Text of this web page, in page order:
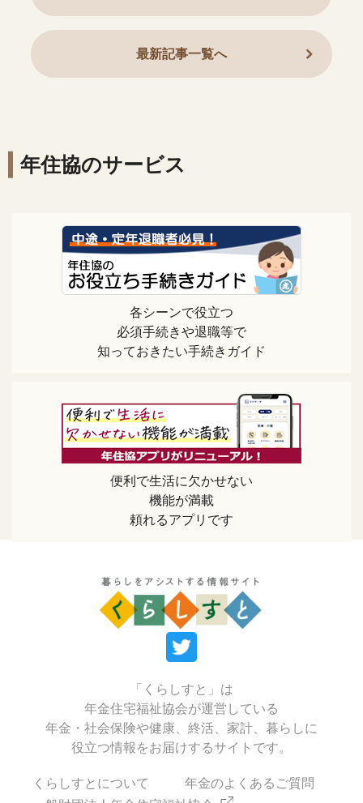
最新記事一覧へ
年住協のサービス
各シーンで役立つ
必須手続きや退職等で
知っておきたい手続きガイド
便利で生活に欠かせない
機能が満載
頼れるアプリです
「くらしすと」は
年金住宅福祉協会が運営している
年金・社会保険や健康、終活、家計、暮らしに
役立つ情報をお届けするサイトです。
くらしすとについて
年金のよくあるご質問